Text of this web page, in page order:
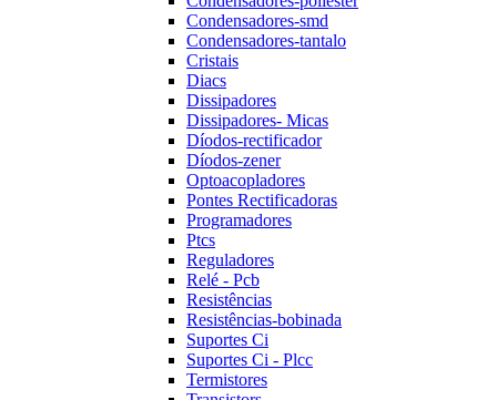
Condensadores-smd
Condensadores-tantalo
Cristais
Diacs
Dissipadores
Dissipadores- Micas
Díodos-rectificador
Díodos-zener
Optoacopladores
Pontes Rectificadoras
Programadores
Ptcs
Reguladores
Relé - Pcb
Resistências
Resistências-bobinada
Suportes Ci
Suportes Ci - Plcc
Termistores